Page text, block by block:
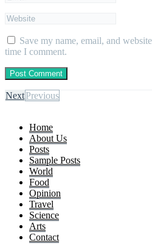
Save my name, email, and
time I comment.
NextPrevious
Home
About Us
Posts
Sample Posts
World
Food
Opinion
Travel
Science
Arts
Contact